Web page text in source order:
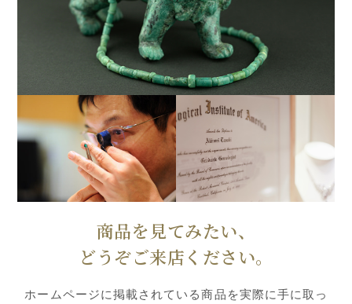
商品を見てみたい、
どうぞご来店ください。
ホームページに掲載されている商品を実際に手に取っ